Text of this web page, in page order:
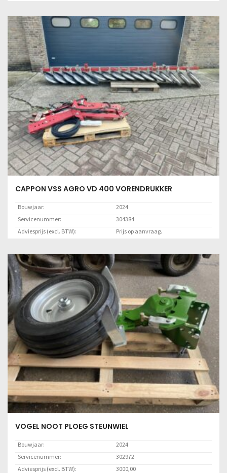
CAPPON VSS AGRO VD 400 VORENDRUKKER
Bouwjaar:
2024
Servicenummer:
304384
Adviesprijs (excl. BTW):
Prijs op aanvraag.
Lees meer
VOGEL NOOT PLOEG STEUNWIEL
Bouwjaar:
2024
Servicenummer:
302972
Adviesprijs (excl. BTW):
3000,00